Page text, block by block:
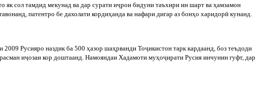
як сол тамдид мекунад ва дар сурати иҷрои бидуни таъхири ин шарт ва ҳамзамон
патентро бе дахолати кордиҳанда ва нафари дигар аз бонҳо харидорӣ кунанд.
2009 Русияро наздик ба 500 ҳазор шаҳрванди Тоҷикистон тарк кардаанд, боз теъдоди
иҷозаи кор доштаанд. Намояндаи Хадамоти муҳоҷирати Русия инчунин гуфт, дар